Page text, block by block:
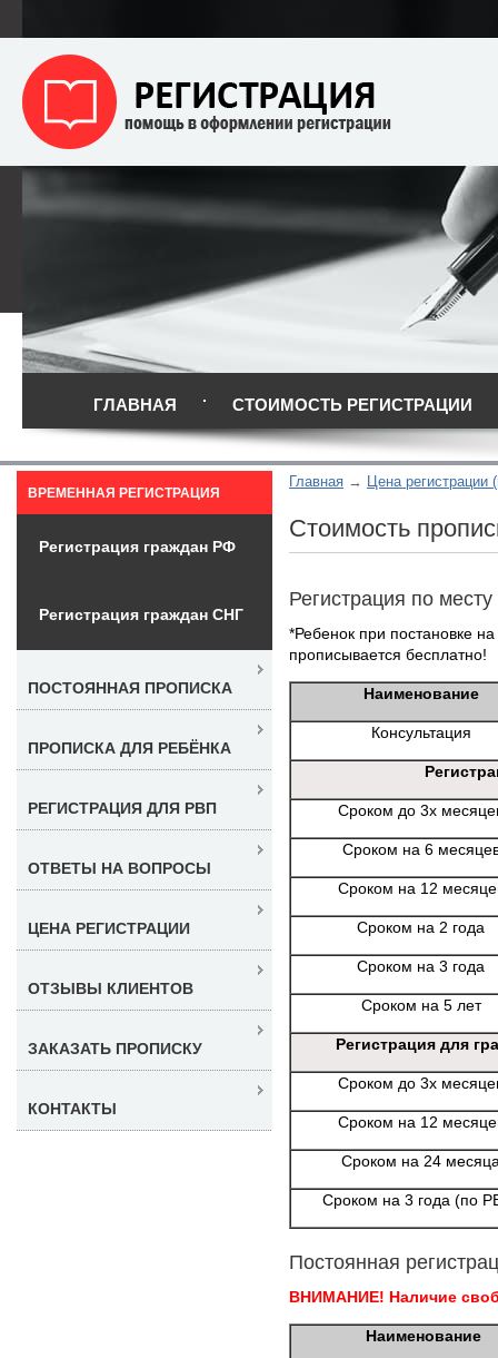
ГЛАВНАЯ СТОИМОСТЬ РЕГИСТРАЦИИ
Главная Цена регистрации
Стоимость
Регистрация по
*Ребенок при постановке
прописывается бесплатно!
Наименование
Консультация
Сроком до 3х
Сроком на 6
Сроком на 12
Сроком на 2 года
Сроком на 3 года
Сроком на 5 лет
Регистрация для
Сроком до 3х
Сроком на 12
Сроком на 24
Сроком на 3 года (по
Постоянная
ВНИМАНИЕ! Наличие
Наименование
ВРЕМЕННАЯ РЕГИСТРАЦИЯ
Регистрация граждан РФ
Регистрация граждан СНГ
ПОСТОЯННАЯ ПРОПИСКА
ПРОПИСКА ДЛЯ РЕБЁНКА
РЕГИСТРАЦИЯ ДЛЯ РВП
ОТВЕТЫ НА ВОПРОСЫ
ЦЕНА РЕГИСТРАЦИИ
ОТЗЫВЫ КЛИЕНТОВ
ЗАКАЗАТЬ ПРОПИСКУ
КОНТАКТЫ